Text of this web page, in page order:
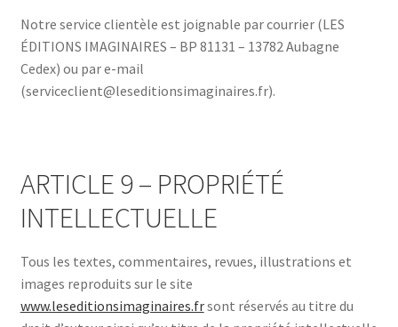
Notre service clientèle est joignable par courrier (LES
ÉDITIONS IMAGINAIRES – BP 81131 – 13782 Aubagne
Cedex) ou par e-mail
(serviceclient@leseditionsimaginaires.fr).
ARTICLE 9 – PROPRIÉTÉ
INTELLECTUELLE
Tous les textes, commentaires, revues, illustrations et
images reproduits sur le site
www.leseditionsimaginaires.frsont réservés au titre du